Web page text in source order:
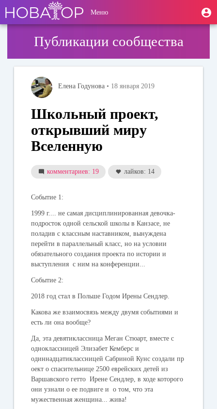
основному
содержанию
User
account
Меню
Публикации сообщества
Елена Годунова • 18 января 2019
Школьный проект,
открывший миру
Вселенную
комментариев: 19 лайков: 14
Событие 1:
1999 г.... не самая дисциплинированная девочка-
подросток одной сельской школы в Канзасе, не
поладив с классным наставником, вынуждена
перейти в параллельный класс, но на условии
обязательного создания проекта по истории и
выступления с ним на конференции...
Событие 2:
2018 год стал в Польше Годом Ирены Сендлер.
Какова же взаимосвязь между двумя событиями и
есть ли она вообще?
Да, эта девятиклассница Меган Стюарт, вместе с
одноклассницей Элизабет Кемберс и
одиннадцатиклассницей Сабриной Кунс создали пр
оект о спасительнице 2500 еврейских детей из
Варшавского гетто Ирене Сендлер, в ходе которого
они узнали о ее подвиге и о том, что эта
мужественная женщина... жива!